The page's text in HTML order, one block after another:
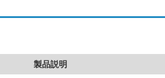
製品説明